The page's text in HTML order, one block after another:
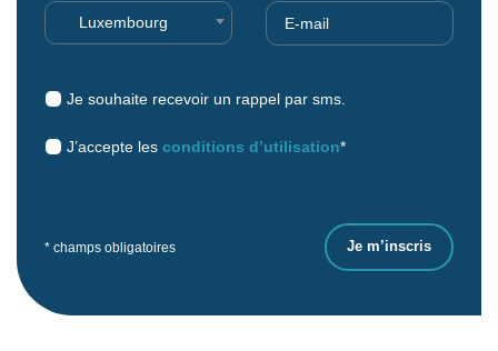
Luxembourg
Je souhaite recevoir un rappel par sms.
J’accepte les conditions d’utilisation*
* champs obligatoires